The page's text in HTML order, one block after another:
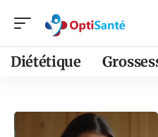
Diététique